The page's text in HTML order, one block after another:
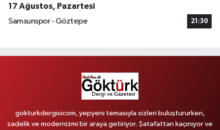
17 Ağustos, Pazartesi
Samsunspor - Göztepe
21:30
gokturkdergisicom, yepyeni temasıyla sizleri buluştururken,
sadelik ve modernizmi bir araya getiriyor. Şatafattan kaçınıyor ve